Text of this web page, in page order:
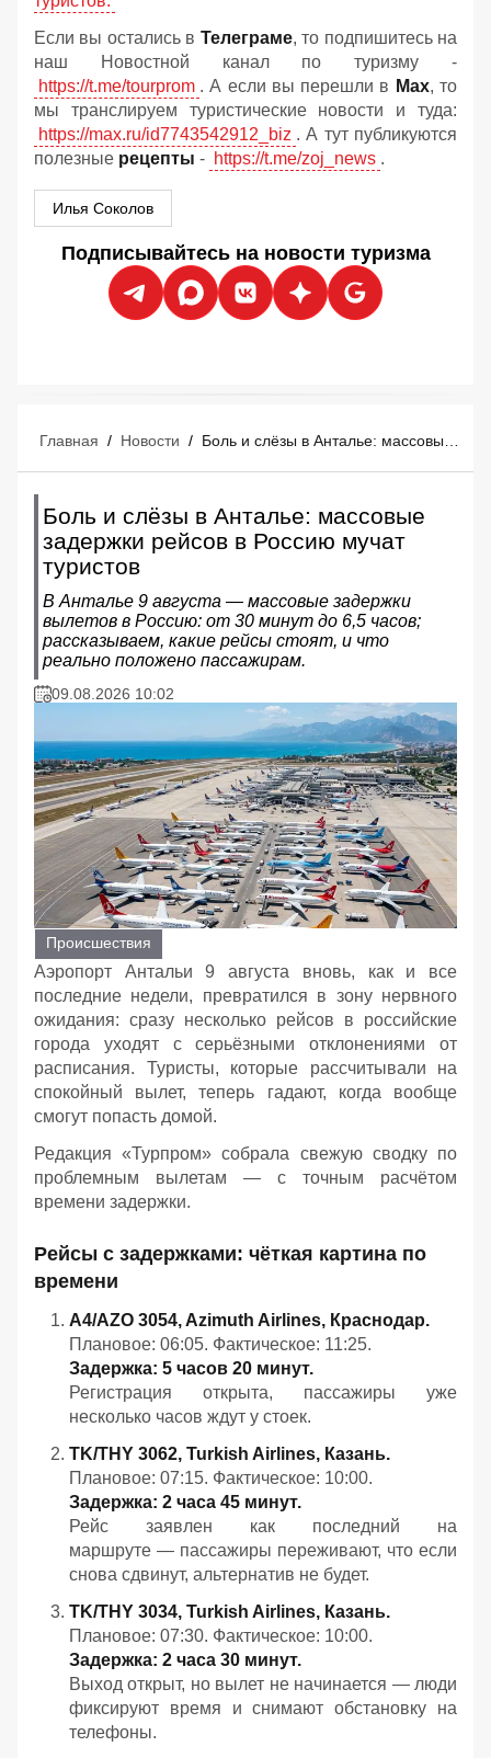
Если вы остались в Телеграме, то подпишитесь на
наш Новостной канал по туризму -
https://t.me/tourprom . А если вы перешли в Мах, то
мы транслируем туристические новости и туда:
https://max.ru/id7743542912_biz . А тут публикуются
полезные рецепты - https://t.me/zoj_news .
Илья Соколов
Подписывайтесь на новости туризма
Главная / Новости / Боль и слёзы в Анталье: массовые задержки рейсов в Россию мучат туристов
Боль и слёзы в Анталье: массовые
задержки рейсов в Россию мучат
туристов
В Анталье 9 августа — массовые задержки
вылетов в Россию: от 30 минут до 6,5 часов;
рассказываем, какие рейсы стоят, и что
реально положено пассажирам.
09.08.2026 10:02
Происшествия
Аэропорт Антальи 9 августа вновь, как и все
последние недели, превратился в зону нервного
ожидания: сразу несколько рейсов в российские
города уходят с серьёзными отклонениями от
расписания. Туристы, которые рассчитывали на
спокойный вылет, теперь гадают, когда вообще
смогут попасть домой.
Редакция «Турпром» собрала свежую сводку по
проблемным вылетам — с точным расчётом
времени задержки.
Рейсы с задержками: чёткая картина по
времени
A4/AZO 3054, Azimuth Airlines, Краснодар.
Плановое: 06:05. Фактическое: 11:25.
Задержка: 5 часов 20 минут.
Регистрация открыта, пассажиры уже
несколько часов ждут у стоек.
TK/THY 3062, Turkish Airlines, Казань.
Плановое: 07:15. Фактическое: 10:00.
Задержка: 2 часа 45 минут.
Рейс заявлен как последний на
маршруте — пассажиры переживают, что если
снова сдвинут, альтернатив не будет.
TK/THY 3034, Turkish Airlines, Казань.
Плановое: 07:30. Фактическое: 10:00.
Задержка: 2 часа 30 минут.
Выход открыт, но вылет не начинается — люди
фиксируют время и снимают обстановку на
телефоны.